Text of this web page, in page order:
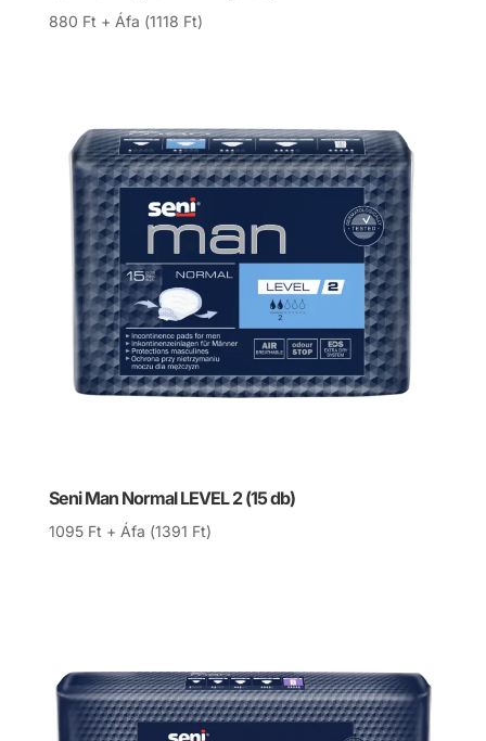
880 Ft + Áfa (1118 Ft)
Seni Man Normal LEVEL 2 (15 db)
1095 Ft + Áfa (1391 Ft)